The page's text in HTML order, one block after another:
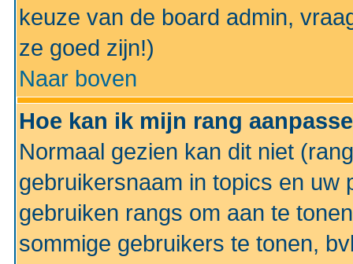
keuze van de board admin,
ze goed zijn!)
Naar boven
Hoe kan ik mijn rang
Normaal gezien kan dit niet
gebruikersnaam in topics en uw
gebruiken rangs om aan te
sommige gebruikers te tonen,